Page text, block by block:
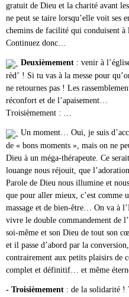
gratuit de Dieu et la charité avant
ne peut se taire lorsqu’elle voit ses
chemins de facilité qui conduisent à
Continuez donc…
Deuxièmement : venir à
rèd’ ! Si tu vas à la messe pour
ne retournes pas ! Les
réconfort et de l’apaisement…
Troisièmement : …
Un moment… Oui, je suis
de « bons moments », mais on ne
Dieu à un méga-thérapeute. Ce
louange nous réjouit, que
Parole de Dieu nous illumine et
que pour aller mieux, c’est comme
massage et de bien-être… On va à
vivre le double commandement de
soi-même et son Dieu de tout son
et il passe d’abord par la
contrairement aux petits plaisirs de
complet et définitif… et même
- Troisièmement : de la solidarité !